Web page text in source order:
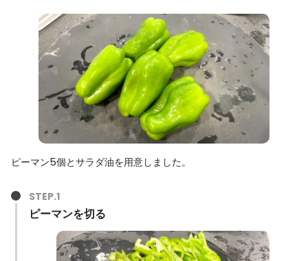
ピーマン5個とサラダ油を用意しました。
ピーマンを切る